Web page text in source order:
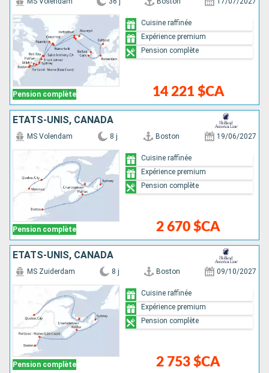
Pension complète 14 221 $CA
Cuisine raffinée
Expérience premium
Pension complète
ÉTATS-UNIS, CANADA
Pension complète
MS Volendam 8 j Boston 19/06/2027
2 670 $CA
Cuisine raffinée
Expérience premium
Pension complète
ÉTATS-UNIS, CANADA
Pension complète
MS Zuiderdam 8 j Boston 09/10/2027
2 753 $CA
Cuisine raffinée
Expérience premium
Pension complète